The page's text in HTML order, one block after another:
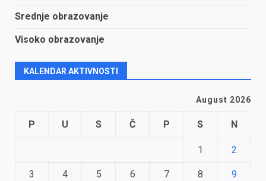
Srednje obrazovanje
Visoko obrazovanje
KALENDAR AKTIVNOSTI
August 2026
P U S Č P S N
1 2
3 4 5 6 7 8 9